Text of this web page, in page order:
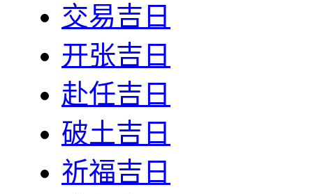
交易吉日
开张吉日
赴任吉日
破土吉日
祈福吉日